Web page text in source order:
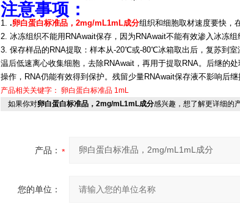
注意事项：
1. .卵白蛋白标准品，2mg/mL1mL成分组织和细胞取材速度要快，
2. 冰冻组织不能用RNAwait保存，因为RNAwait不能有效渗入冰冻组
3. 保存样品的RNA提取：样本从-20℃或-80℃冰箱取出后，复苏到
温后低速离心收集细胞，去除RNAwait，再用于提取RNA。后继的
操作，RNA仍能有效得到保护。残留少量RNAwait保存液不影响后继
产品相关关键字： 卵白蛋白标准品 1mL
如果你对卵白蛋白标准品，2mg/mL1mL成分感兴趣，想了解更详细的
产品：
您的单位：